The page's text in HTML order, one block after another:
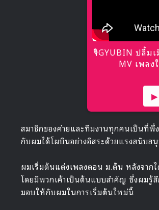
🎙GYUBIN ปลื้ม
MV เพลง
▶
สมาชิกของค่ายและทีมงานทุกคนเป็นที่
กับผมได้โผบินอย่างอิสระด้วยแรงสนับส
ผมเริ่มต้นแต่งเพลงตอน ม.ต้น หลังจาก
โดยมีพวกเค้าเป็นต้นแบบสำคัญ ซึ่งผม
มอบให้กับผมในการเริ่มต้นใหม่นี้